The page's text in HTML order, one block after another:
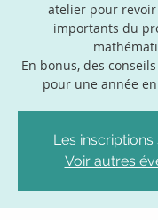
atelier pour
importants du
En bonus, des
pour une année
Les
Voir autres